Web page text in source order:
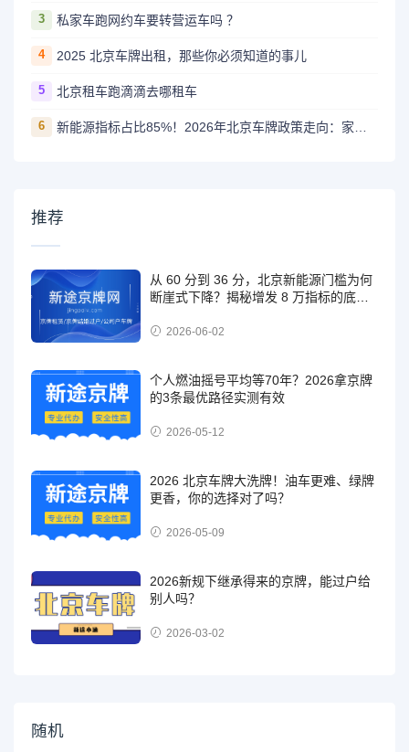
3 私家车跑网约车要转营运车吗 ？
4 2025 北京车牌出租，那些你必须知道的事儿
5 北京租车跑滴滴去哪租车
6
推荐
从 60 分到 36 分，北京新能源门槛为何
断崖式下降？揭秘增发 8 万指标的底层
2026-06-02
个人燃油摇号平均等70年？2026拿京牌
的3条最优路径实测有效
2026-05-12
2026 北京车牌大洗牌！油车更难、绿牌
更香，你的选择对了吗？
2026-05-09
2026新规下继承得来的京牌，能过户给
别人吗？
2026-03-02
随机